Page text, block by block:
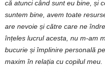
că atunci când sunt eu bine, și
suntem bine, avem toate
are nevoie și către care ne
înțeles lucrul acesta, nu m-am
bucurie și împlinire personală
maxim în relația cu copilul meu.